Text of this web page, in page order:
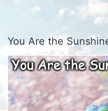
You Are the